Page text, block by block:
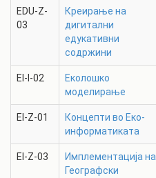
EDU-Z-
03
Креирање на
дигитални
едукативни
содржини
EI-I-02
Еколошко
моделирање
EI-Z-01
Концепти во Еко-
информатиката
EI-Z-03
Имплементација на
Географски